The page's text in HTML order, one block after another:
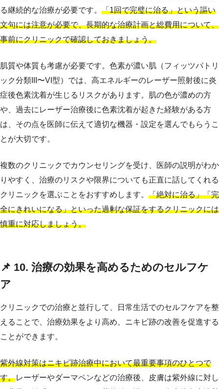
る継続的な治療が必要です。 「1回で完璧に治る」という謳い
文句には注意が必要で、長期的な治療計画と総費用について、
事前にクリニックで確認しておきましょう。
肌質や体質も考慮が必要です。色素が濃い肌（フィッツパトリ
ック分類III〜VI型）では、高エネルギーのレーザー照射後に炎
症後色素沈着が生じるリスクがあります。肌の色が濃めの方
や、過去にレーザー治療後に色素沈着が起きた経験がある方
は、その点を医師に伝えて適切な機器・設定を選んでもらうこ
とが大切です。
複数のクリニックでカウンセリングを受け、医師の説明がわか
りやすく、治療のリスクや限界についても正直に話してくれる
クリニックを選ぶことをおすすめします。 「絶対に治る」「完
全にきれいになる」といった過剰な保証をするクリニックには
慎重に対応しましょう。
📌 10. 治療の効果を高めるためのセルフケ
ア
クリニックでの治療と並行して、日常生活でのセルフケアを整
えることで、治療効果をより高め、ニキビ跡の改善を促進する
ことができます。
紫外線対策はニキビ跡治療中において最重要事項のひとつで
す。レーザーやダーマペンなどの治療後、皮膚は紫外線に対し